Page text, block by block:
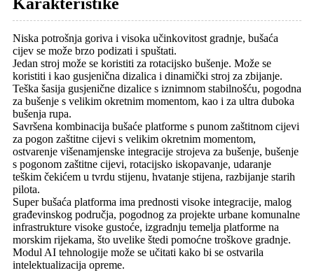
Niska potrošnja goriva i visoka učinkovitost gradnje, bušaća
cijev se može brzo podizati i spuštati.
Jedan stroj može se koristiti za rotacijsko bušenje. Može se
koristiti i kao gusjenična dizalica i dinamički stroj za zbijanje.
Teška šasija gusjenične dizalice s iznimnom stabilnošću, pogodna
za bušenje s velikim okretnim momentom, kao i za ultra duboka
bušenja rupa.
Savršena kombinacija bušaće platforme s punom zaštitnom cijevi
za pogon zaštitne cijevi s velikim okretnim momentom,
ostvarenje višenamjenske integracije strojeva za bušenje, bušenje
s pogonom zaštitne cijevi, rotacijsko iskopavanje, udaranje
teškim čekićem u tvrdu stijenu, hvatanje stijena, razbijanje starih
pilota.
Super bušaća platforma ima prednosti visoke integracije, malog
građevinskog područja, pogodnog za projekte urbane komunalne
infrastrukture visoke gustoće, izgradnju temelja platforme na
morskim rijekama, što uvelike štedi pomoćne troškove gradnje.
Modul AI tehnologije može se učitati kako bi se ostvarila
intelektualizacija opreme.